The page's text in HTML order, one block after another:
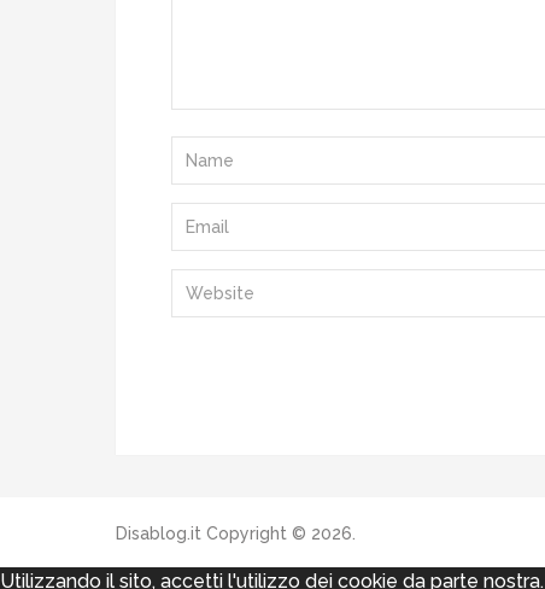
Disablog.it Copyright © 2026.
Utilizzando il sito, accetti l'utilizzo dei cookie da parte nostra.